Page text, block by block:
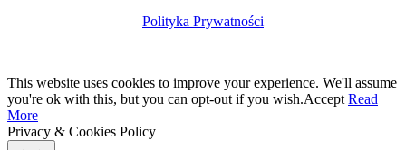
Polityka Prywatności
This website uses cookies to improve your experience. We'll assume
you're ok with this, but you can opt-out if you wish.Accept Read
More
Privacy & Cookies Policy